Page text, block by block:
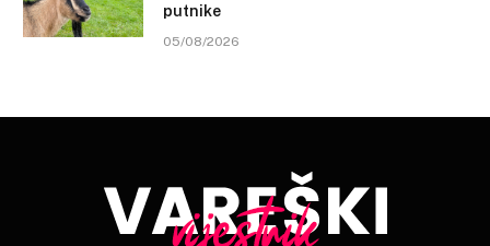
putnike
05/08/2026